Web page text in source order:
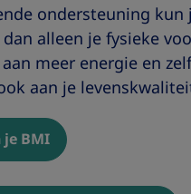
ondersteuning kun
alleen je fysieke
meer energie en
aan je
je BMI​​​